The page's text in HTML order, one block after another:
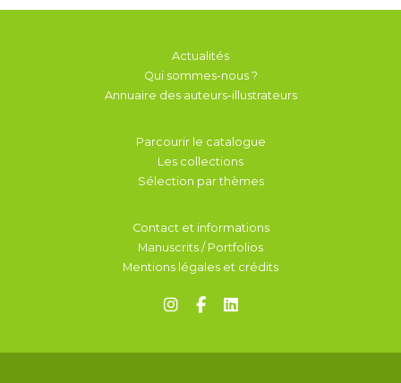
Actualités
Qui sommes-nous ?
Annuaire des auteurs-illustrateurs
Parcourir le catalogue
Les collections
Sélection par thèmes
Contact et informations
Manuscrits / Portfolios
Mentions légales et crédits